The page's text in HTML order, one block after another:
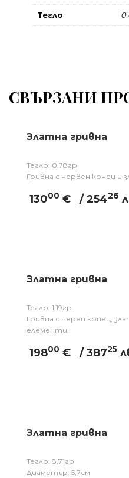
Тегло
СВЪРЗАНИ
Златна гривна
Тегло: 0,78гр
Гривна с червен конец и
13000 € / 25426
Златна гривна
Тегло: 1,19гр
Гривна с черен конец,
елементи.
19800 € / 38725
Златна гривна
Тегло: 8,71гр
Диаметър: 5,7см